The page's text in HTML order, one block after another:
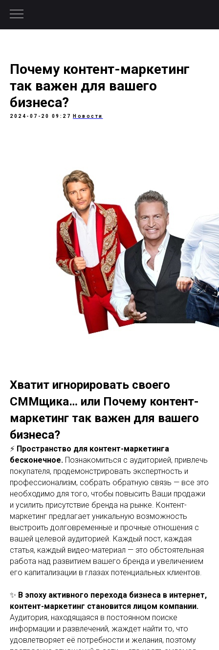
Почему контент-маркетинг
так важен для вашего
бизнеса?
2024-07-20 09:27 Новости
Хватит игнорировать своего
СММщика… или Почему контент-
маркетинг так важен для вашего
бизнеса?
⚡ Пространство для контент-маркетинга
бесконечное. Познакомиться с аудиторией, привлечь
покупателя, продемонстрировать экспертность и
профессионализм, собрать обратную связь — все это
необходимо для того, чтобы повысить Ваши продажи
и усилить присутствие бренда на рынке. Контент-
маркетинг предлагает уникальную возможность
выстроить долговременные и прочные отношения с
вашей целевой аудиторией. Каждый пост, каждая
статья, каждый видео-материал — это обстоятельная
работа над развитием вашего бренда и увеличением
его капитализации в глазах потенциальных клиентов.
✨ В эпоху активного перехода бизнеса в интернет,
контент-маркетинг становится лицом компании.
Аудитория, находящаяся в постоянном поиске
информации и развлечений, жаждет найти то, что
удовлетворяет её потребности и желания, поэтому